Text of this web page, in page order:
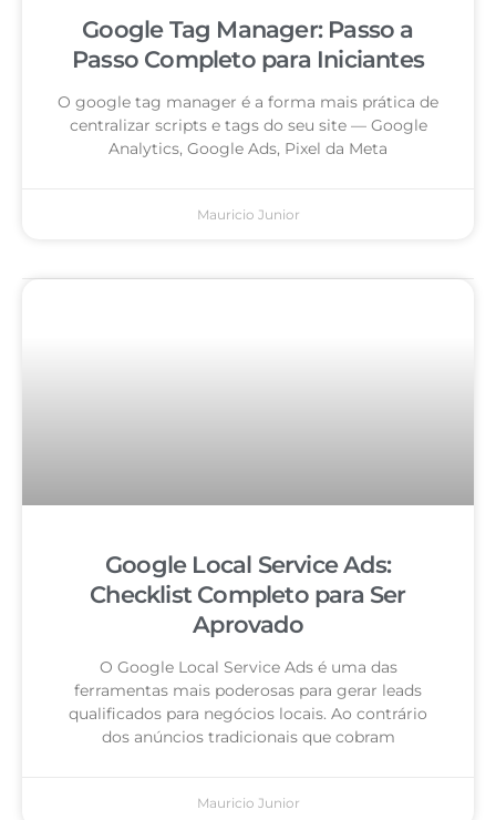
Google Tag Manager: Passo a
Passo Completo para Iniciantes
O google tag manager é a forma mais prática de
centralizar scripts e tags do seu site — Google
Analytics, Google Ads, Pixel da Meta
Mauricio Junior
Google Local Service Ads:
Checklist Completo para Ser
Aprovado
O Google Local Service Ads é uma das
ferramentas mais poderosas para gerar leads
qualificados para negócios locais. Ao contrário
dos anúncios tradicionais que cobram
Mauricio Junior